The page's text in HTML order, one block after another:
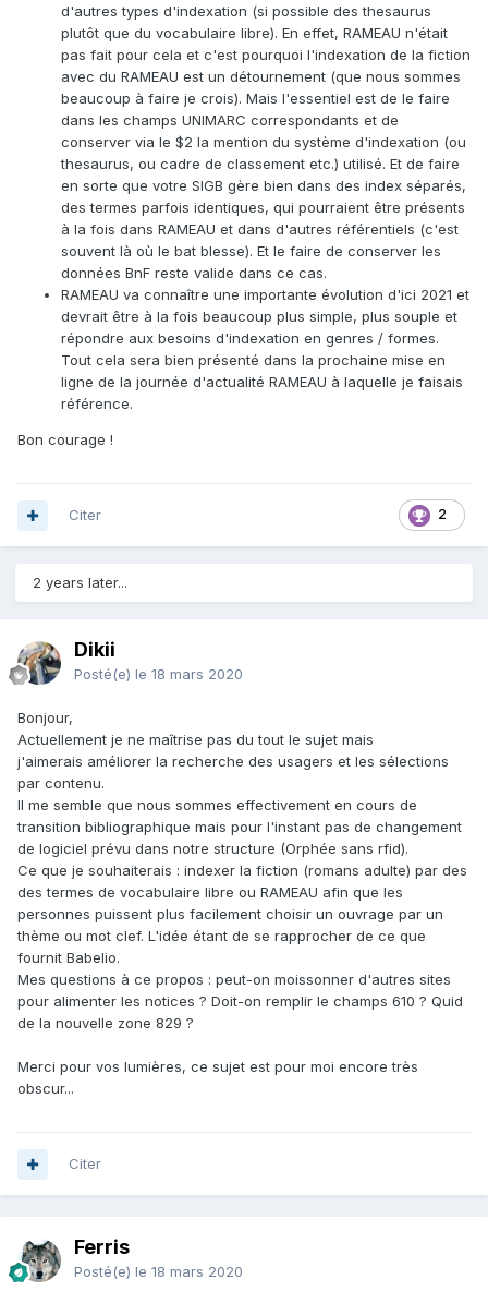
d'autres types d'indexation (si possible des thesaurus
plutôt que du vocabulaire libre). En effet, RAMEAU n'était
pas fait pour cela et c'est pourquoi l'indexation de la fiction
avec du RAMEAU est un détournement (que nous sommes
beaucoup à faire je crois). Mais l'essentiel est de le faire
dans les champs UNIMARC correspondants et de
conserver via le $2 la mention du système d'indexation (ou
thesaurus, ou cadre de classement etc.) utilisé. Et de faire
en sorte que votre SIGB gère bien dans des index séparés,
des termes parfois identiques, qui pourraient être présents
à la fois dans RAMEAU et dans d'autres référentiels (c'est
souvent là où le bat blesse). Et le faire de conserver les
données BnF reste valide dans ce cas.
RAMEAU va connaître une importante évolution d'ici 2021 et
devrait être à la fois beaucoup plus simple, plus souple et
répondre aux besoins d'indexation en genres / formes.
Tout cela sera bien présenté dans la prochaine mise en
ligne de la journée d'actualité RAMEAU à laquelle je faisais
référence.
Bon courage !
2
Citer
2 years later...
Dikii
Posté(e) le 18 mars 2020
Bonjour,
Actuellement je ne maîtrise pas du tout le sujet mais
j'aimerais améliorer la recherche des usagers et les sélections
par contenu.
Il me semble que nous sommes effectivement en cours de
transition bibliographique mais pour l'instant pas de changement
de logiciel prévu dans notre structure (Orphée sans rfid).
Ce que je souhaiterais : indexer la fiction (romans adulte) par des
des termes de vocabulaire libre ou RAMEAU afin que les
personnes puissent plus facilement choisir un ouvrage par un
thème ou mot clef. L'idée étant de se rapprocher de ce que
fournit Babelio.
Mes questions à ce propos : peut-on moissonner d'autres sites
pour alimenter les notices ? Doit-on remplir le champs 610 ? Quid
de la nouvelle zone 829 ?
Merci pour vos lumières, ce sujet est pour moi encore très
obscur...
Citer
Ferris
Posté(e) le 18 mars 2020